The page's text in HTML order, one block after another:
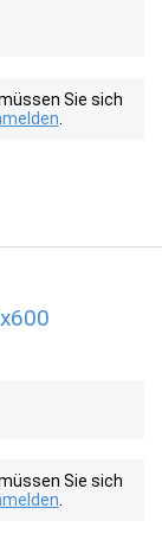
Sie sich
Sie sich